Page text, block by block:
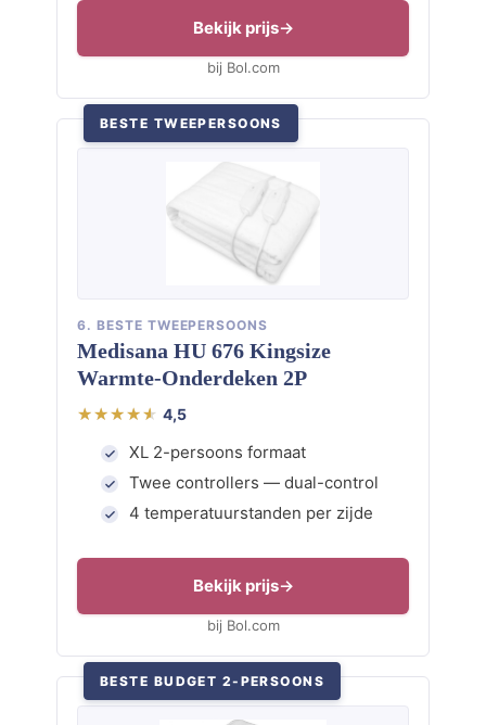
Bekijk prijs
bij Bol.com
BESTE TWEEPERSOONS
6. BESTE TWEEPERSOONS
Medisana HU 676 Kingsize
Warmte-Onderdeken 2P
4,5
XL 2-persoons formaat
Twee controllers — dual-control
4 temperatuurstanden per zijde
Bekijk prijs
bij Bol.com
BESTE BUDGET 2-PERSOONS